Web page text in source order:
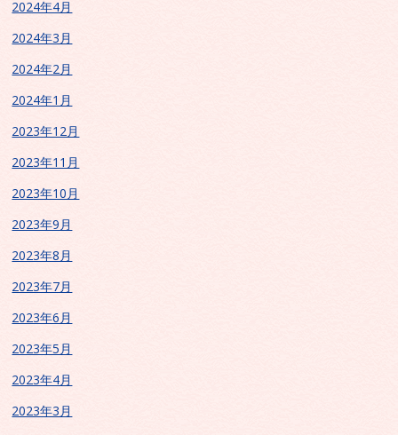
2024年4月
2024年3月
2024年2月
2024年1月
2023年12月
2023年11月
2023年10月
2023年9月
2023年8月
2023年7月
2023年6月
2023年5月
2023年4月
2023年3月